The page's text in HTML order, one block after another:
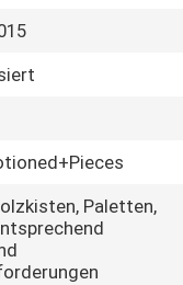
Paletten,